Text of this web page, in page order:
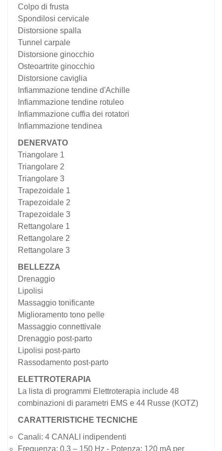
Colpo di frusta
Spondilosi cervicale
Distorsione spalla
Tunnel carpale
Distorsione ginocchio
Osteoartrite ginocchio
Distorsione caviglia
Infiammazione tendine d'Achille
Infiammazione tendine rotuleo
Infiammazione cuffia dei rotatori
Infiammazione tendinea
DENERVATO
Triangolare 1
Triangolare 2
Triangolare 3
Trapezoidale 1
Trapezoidale 2
Trapezoidale 3
Rettangolare 1
Rettangolare 2
Rettangolare 3
BELLEZZA
Drenaggio
Lipolisi
Massaggio tonificante
Miglioramento tono pelle
Massaggio connettivale
Drenaggio post-parto
Lipolisi post-parto
Rassodamento post-parto
ELETTROTERAPIA
La lista di programmi Elettroterapia include 48
combinazioni di parametri EMS e 44 Russe (KOTZ)
CARATTERISTICHE TECNICHE
Canali: 4 CANALI indipendenti
Frequenza: 0,3 – 150 Hz - Potenza: 120 mA per